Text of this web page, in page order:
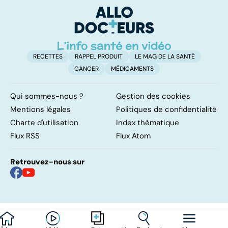
RECETTES RAPPEL PRODUIT
LE MAG DE LA SANTÉ
CANCER
MÉDICAMENTS
Qui sommes-nous ?
Gestion des cookies
Mentions légales
Politiques de confidentialité
Charte d'utilisation
Index thématique
Flux RSS
Flux Atom
Retrouvez-nous sur